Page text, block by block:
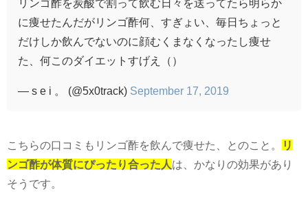
— s e i 。 (@5x0track)September 17, 2019